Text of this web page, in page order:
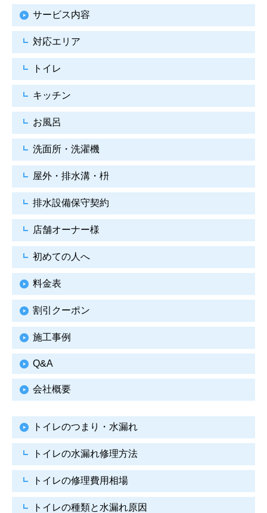
サービス内容
対応エリア
トイレ
キッチン
お風呂
洗面所・洗濯機
屋外・排水溝・枡
排水設備保守契約
店舗オーナー様
初めての人へ
料金表
割引クーポン
施工事例
Q&A
会社概要
トイレのつまり・水漏れ
トイレの水漏れ修理方法
トイレの修理費用相場
トイレの種類と水漏れ原因